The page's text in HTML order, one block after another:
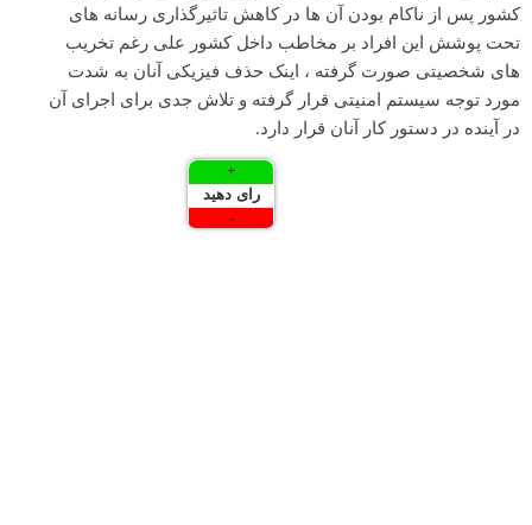
کشور پس از ناکام بودن آن ها در کاهش تاثیرگذاری رسانه های
تحت پوشش این افراد بر مخاطب داخل کشور علی رغم تخریب
های شخصیتی صورت گرفته ، اینک حذف فیزیکی آنان به شدت
مورد توجه سیستم امنیتی قرار گرفته و تلاش جدی برای اجرای آن
در آینده در دستور کار آنان قرار دارد.
+
رای دهید
-